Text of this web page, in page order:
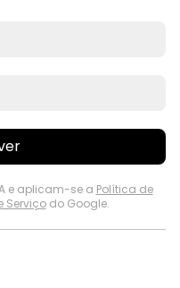
e aplicam-se a Política de
Serviçodo Google.